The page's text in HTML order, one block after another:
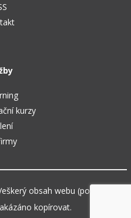
kurzy
obsah webu (pokud není
kopírovat.